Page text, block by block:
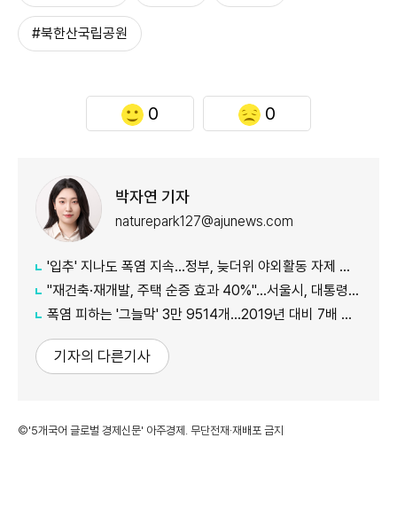
#북한산국립공원
0 0
박자연 기자
naturepark127@ajunews.com
'입추' 지나도 폭염 지속...정부, 늦더위 야외활동 자제 당부
"재건축·재개발, 주택 순증 효과 40%"...서울시, 대통령실에 정비사업 '백서' 전달
폭염 피하는 '그늘막' 3만 9514개…2019년 대비 7배 증가
기자의 다른기사
©'5개국어 글로벌 경제신문' 아주경제. 무단전재·재배포 금지